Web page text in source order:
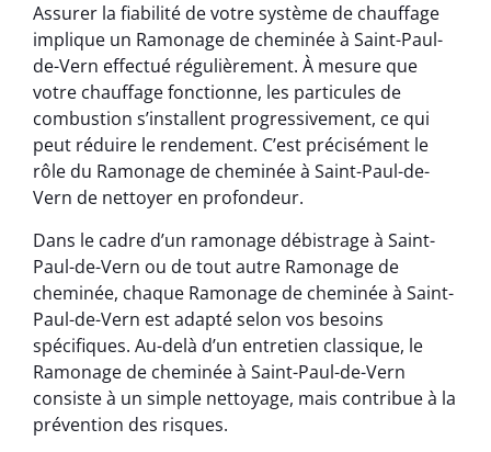
Assurer la fiabilité de votre système de chauffage
implique un Ramonage de cheminée à Saint-Paul-
de-Vern effectué régulièrement. À mesure que
votre chauffage fonctionne, les particules de
combustion s’installent progressivement, ce qui
peut réduire le rendement. C’est précisément le
rôle du Ramonage de cheminée à Saint-Paul-de-
Vern de nettoyer en profondeur.
Dans le cadre d’un ramonage débistrage à Saint-
Paul-de-Vern ou de tout autre Ramonage de
cheminée, chaque Ramonage de cheminée à Saint-
Paul-de-Vern est adapté selon vos besoins
spécifiques. Au-delà d’un entretien classique, le
Ramonage de cheminée à Saint-Paul-de-Vern
consiste à un simple nettoyage, mais contribue à la
prévention des risques.